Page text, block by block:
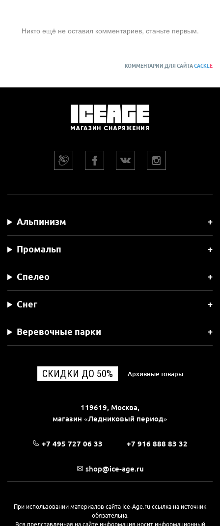
Никто ещё не оставил комментариев, станьте первым.
КОММЕНТАРИИ ДЛЯ САЙТАCACKL E
Альпинизм
Промальп
Спелео
Снег
Веревочные парки
СКИДКИ ДО 50% Архивные товары
119619, Москва,
магазин «Ледниковый период»
+7 495 727 06 33 +7 916 888 83 32
shop@ice-age.ru
При использовании материалов сайта Ice-Age.ru ссылка на источник
обязательна.
Вся представленная на сайте информация носит информационный